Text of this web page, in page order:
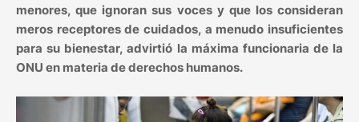
menores, que ignoran sus voces y que los consideran
meros receptores de cuidados, a menudo insuficientes
para su bienestar, advirtió la máxima funcionaria de la
ONU en materia de derechos humanos.